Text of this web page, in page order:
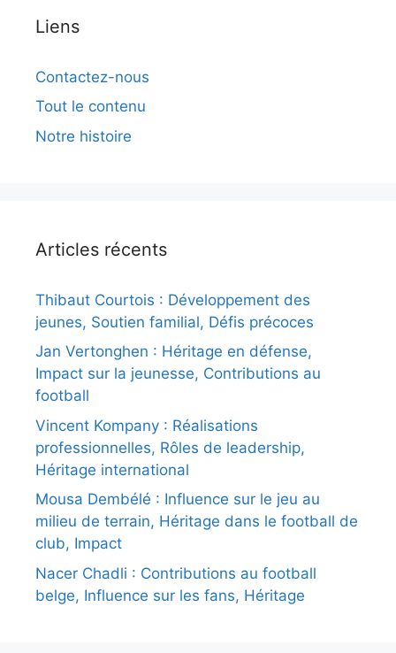
Liens
Contactez-nous
Tout le contenu
Notre histoire
Articles récents
Thibaut Courtois : Développement des
jeunes, Soutien familial, Défis précoces
Jan Vertonghen : Héritage en défense,
Impact sur la jeunesse, Contributions au
football
Vincent Kompany : Réalisations
professionnelles, Rôles de leadership,
Héritage international
Mousa Dembélé : Influence sur le jeu au
milieu de terrain, Héritage dans le football de
club, Impact
Nacer Chadli : Contributions au football
belge, Influence sur les fans, Héritage